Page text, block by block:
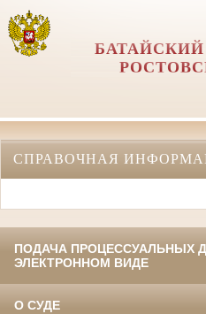
СПРАВОЧНАЯ
ПОДАЧА ПРОЦЕССУАЛЬНЫХ
ЭЛЕКТРОННОМ ВИДЕ
О СУДЕ